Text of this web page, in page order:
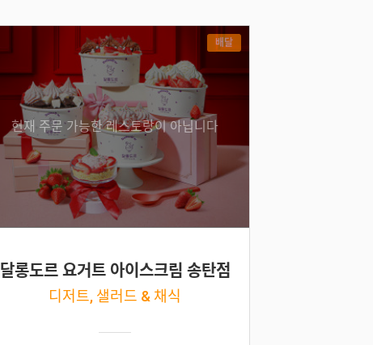
배달
현재 주문 가능한 레스토랑이 아닙니다
달롱도르 요거트 아이스크림 송탄점
디저트, 샐러드 & 채식